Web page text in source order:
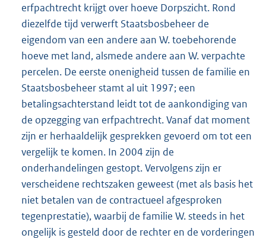
erfpachtrecht krijgt over hoeve Dorpszicht. Rond
diezelfde tijd verwerft Staatsbosbeheer de
eigendom van een andere aan W. toebehorende
hoeve met land, alsmede andere aan W. verpachte
percelen. De eerste onenigheid tussen de familie en
Staatsbosbeheer stamt al uit 1997; een
betalingsachterstand leidt tot de aankondiging van
de opzegging van erfpachtrecht. Vanaf dat moment
zijn er herhaaldelijk gesprekken gevoerd om tot een
vergelijk te komen. In 2004 zijn de
onderhandelingen gestopt. Vervolgens zijn er
verscheidene rechtszaken geweest (met als basis het
niet betalen van de contractueel afgesproken
tegenprestatie), waarbij de familie W. steeds in het
ongelijk is gesteld door de rechter en de vorderingen